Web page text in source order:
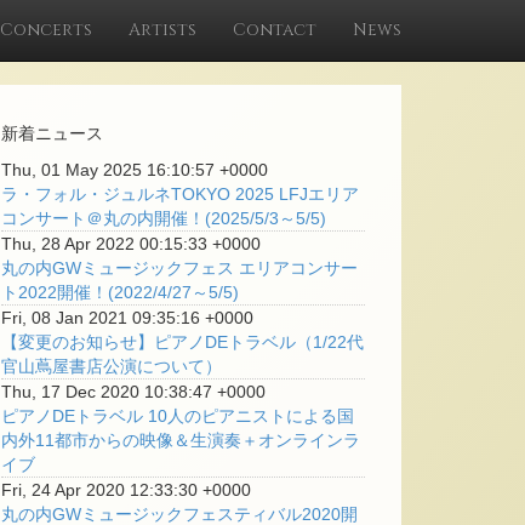
Concerts Artists Contact News
新着ニュース
Thu, 01 May 2025 16:10:57 +0000
ラ・フォル・ジュルネTOKYO 2025 LFJエリア
コンサート＠丸の内開催！(2025/5/3～5/5)
Thu, 28 Apr 2022 00:15:33 +0000
丸の内GWミュージックフェス エリアコンサー
ト2022開催！(2022/4/27～5/5)
Fri, 08 Jan 2021 09:35:16 +0000
【変更のお知らせ】ピアノDEトラベル（1/22代
官山蔦屋書店公演について）
Thu, 17 Dec 2020 10:38:47 +0000
ピアノDEトラベル 10人のピアニストによる国
内外11都市からの映像＆生演奏＋オンラインラ
イブ
Fri, 24 Apr 2020 12:33:30 +0000
丸の内GWミュージックフェスティバル2020開